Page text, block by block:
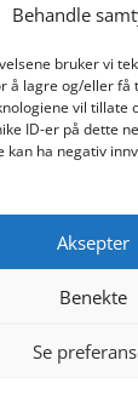
Behandle
bruker vi
å lagre og/eller
vil tillate
ID-er på dette
kan ha negativ
Aksepter
Benekte
Se
AS